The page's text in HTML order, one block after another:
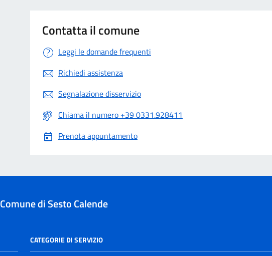
Contatta il comune
Leggi le domande frequenti
Richiedi assistenza
Segnalazione disservizio
Chiama il numero +39 0331.928411
Prenota appuntamento
Comune di Sesto Calende
CATEGORIE DI SERVIZIO